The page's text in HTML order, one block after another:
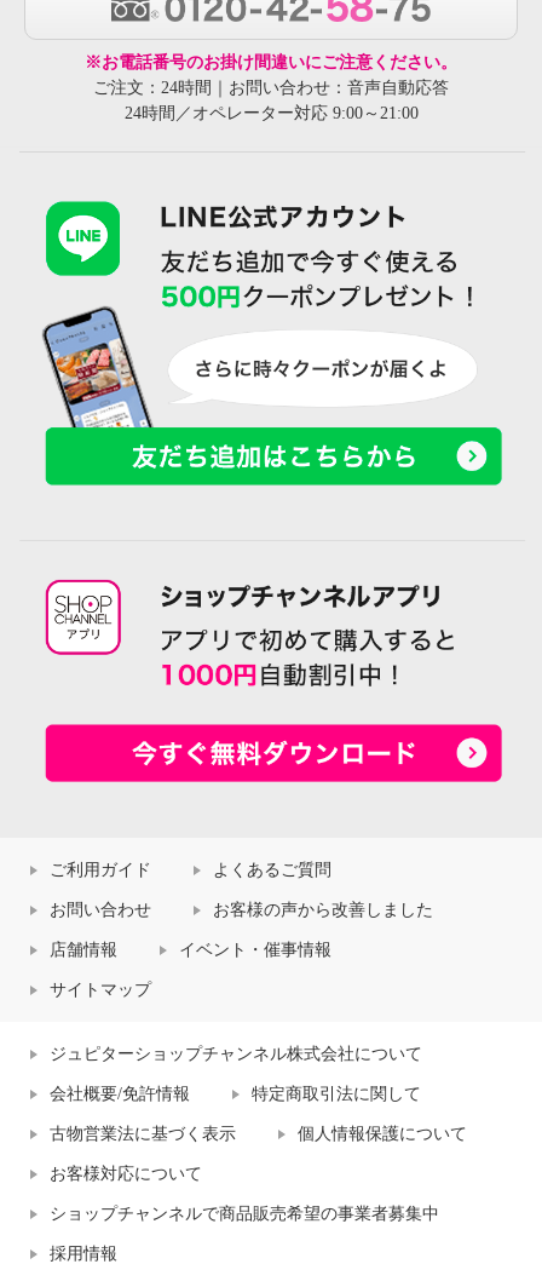
※お電話番号のお掛け間違いにご注意ください。
ご注文：24時間｜お問い合わせ：音声自動応答
24時間／オペレーター対応 9:00～21:00
ご利用ガイド よくあるご質問
お問い合わせ お客様の声から改善しました
店舗情報 イベント・催事情報
サイトマップ
ジュピターショップチャンネル株式会社について
会社概要/免許情報 特定商取引法に関して
古物営業法に基づく表示 個人情報保護について
お客様対応について
ショップチャンネルで商品販売希望の事業者募集中
採用情報